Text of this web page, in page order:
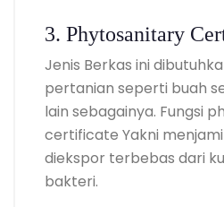
3. Phytosanitary
Jenis Berkas ini
pertanian seperti buah
lain sebagainya. Fungsi
certificate Yakni
diekspor terbebas dari
bakteri.